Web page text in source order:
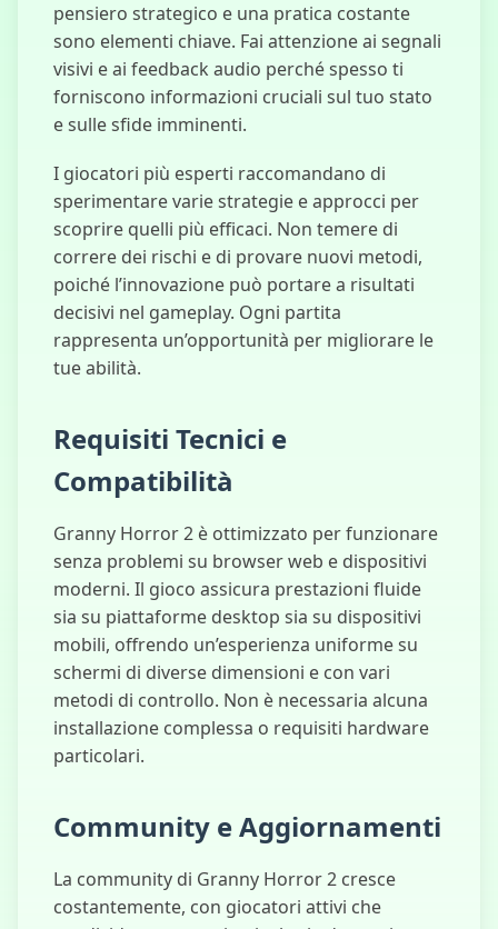
pensiero strategico e una pratica costante
sono elementi chiave. Fai attenzione ai segnali
visivi e ai feedback audio perché spesso ti
forniscono informazioni cruciali sul tuo stato
e sulle sfide imminenti.
I giocatori più esperti raccomandano di
sperimentare varie strategie e approcci per
scoprire quelli più efficaci. Non temere di
correre dei rischi e di provare nuovi metodi,
poiché l’innovazione può portare a risultati
decisivi nel gameplay. Ogni partita
rappresenta un’opportunità per migliorare le
tue abilità.
Requisiti Tecnici e
Compatibilità
Granny Horror 2 è ottimizzato per funzionare
senza problemi su browser web e dispositivi
moderni. Il gioco assicura prestazioni fluide
sia su piattaforme desktop sia su dispositivi
mobili, offrendo un’esperienza uniforme su
schermi di diverse dimensioni e con vari
metodi di controllo. Non è necessaria alcuna
installazione complessa o requisiti hardware
particolari.
Community e Aggiornamenti
La community di Granny Horror 2 cresce
costantemente, con giocatori attivi che